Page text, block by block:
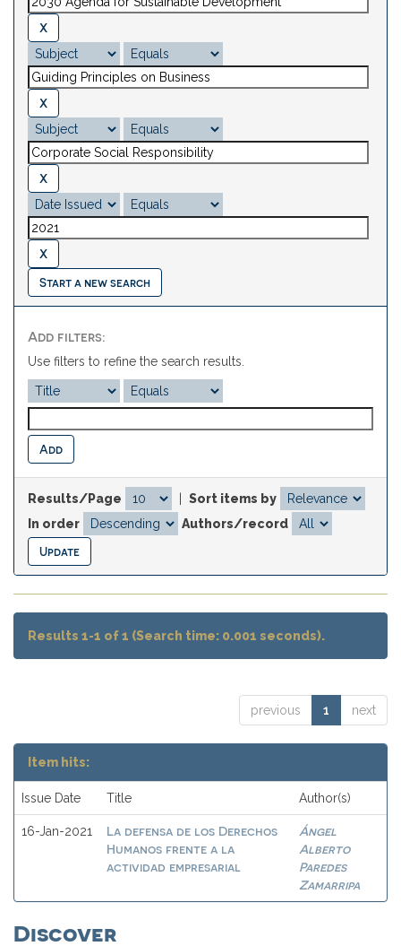
Start a new search
Add filters:
Use filters to refine the search results.
Results/Page
Sort items by
In order
Authors/record
Results 1-1 of 1 (Search time: 0.001 seconds).
previous 1 next
Item hits:
Issue Date Title Author(s)
16-Jan-2021
La defensa de los Derechos
Humanos frente a la
actividad empresarial
Ángel
Alberto
Paredes
Zamarripa
Discover